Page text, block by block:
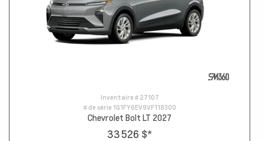
Inventaire # 27107
# de série 1G1FY6EV9VF118300
Chevrolet Bolt LT 2027
33 526 $*